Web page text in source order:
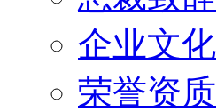
企业文化
荣誉资质